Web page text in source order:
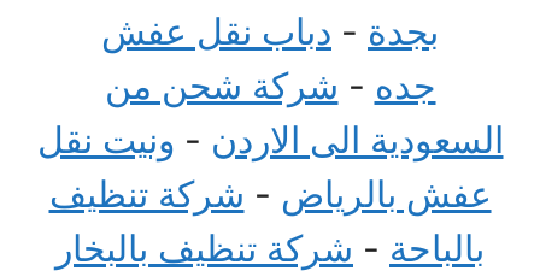
بجدة - دباب نقل عفش
جده - شركة شحن من
السعودية الى الاردن - ونيت نقل
عفش بالرياض - شركة تنظيف
بالباحة - شركة تنظيف بالبخار